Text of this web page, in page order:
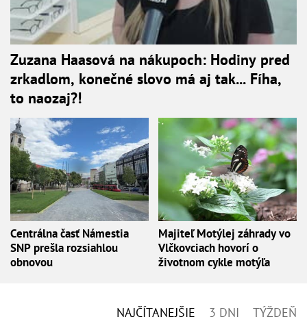
Zuzana Haasová na nákupoch: Hodiny pred
zrkadlom, konečné slovo má aj tak... Fíha,
to naozaj?!
Centrálna časť Námestia
SNP prešla rozsiahlou
obnovou
Majiteľ Motýlej záhrady vo
Vlčkovciach hovorí o
životnom cykle motýľa
NAJČÍTANEJŠIE 3 DNI TÝŽDEŇ